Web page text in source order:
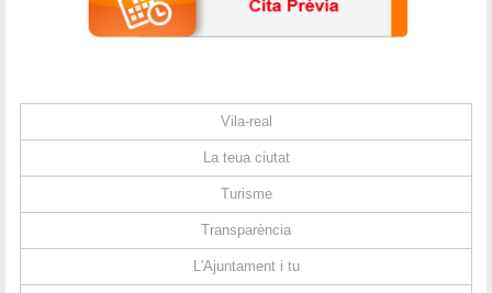
Vila-real
La teua ciutat
Turisme
Transparència
L'Ajuntament i tu